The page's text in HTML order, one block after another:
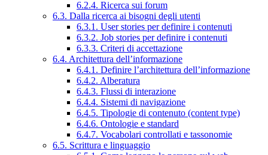
6.2.4. Ricerca sui forum
6.3. Dalla ricerca ai bisogni degli utenti
6.3.1. User stories per definire i contenuti
6.3.2. Job stories per definire i contenuti
6.3.3. Criteri di accettazione
6.4. Architettura dell’informazione
6.4.1. Definire l’architettura dell’informazione
6.4.2. Alberatura
6.4.3. Flussi di interazione
6.4.4. Sistemi di navigazione
6.4.5. Tipologie di contenuto (content type)
6.4.6. Ontologie e standard
6.4.7. Vocabolari controllati e tassonomie
6.5. Scrittura e linguaggio